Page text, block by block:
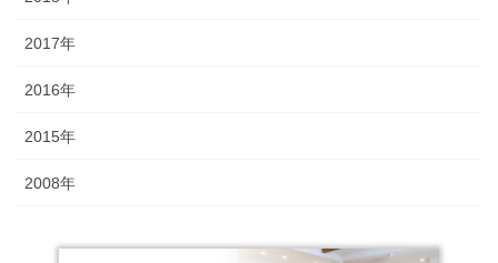
2017年
2016年
2015年
2008年